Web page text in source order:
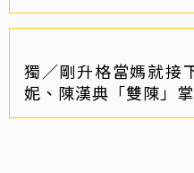
獨／剛升格當媽就接
妮、陳漢典「雙陳」